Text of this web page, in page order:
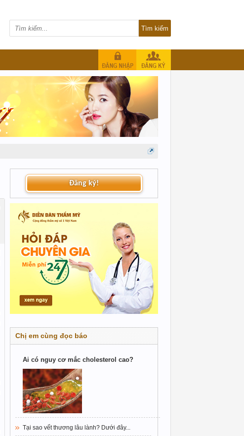
Đăng ký!
Chị em cùng đọc báo
Ai có nguy cơ mắc cholesterol cao?
Tại sao vết thương lâu lành? Dưới đây...